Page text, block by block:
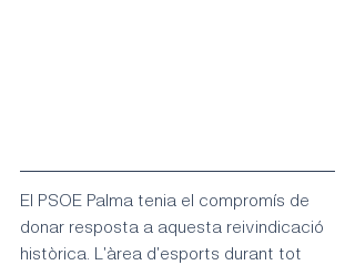
El PSOE Palma tenia el compromís de
donar resposta a aquesta reivindicació
històrica. L'àrea d'esports durant tot